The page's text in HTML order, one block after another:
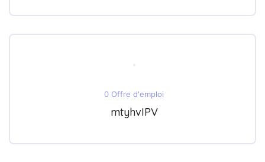
0 Offre d'emploi
mtyhvIPV